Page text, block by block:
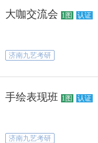
大咖交流会 1图 认证
济南九艺考研
手绘表现班 1图 认证
济南九艺考研